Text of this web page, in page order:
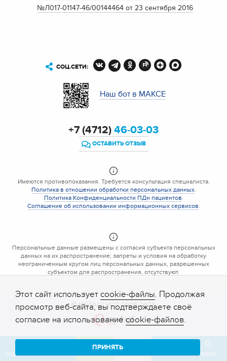
№Л017-01147-46/00144464 от 23 сентября 2016
СОЦ.СЕТИ:
Наш бот в МАКСЕ
+7 (4712)46-03-03
ОСТАВИТЬ ОТЗЫВ
Имеются противопоказания. Требуется консультация специалиста.
Политика в отношении обработки персональных данных.
Политика Конфиденциальности ПДн пациентов
Соглашение об использовании информационных сервисов
Персональные данные размещены с согласия субъекта персональных
данных на их распространение; запреты и условия на обработку
неограниченным кругом лиц персональных данных, разрешенных
субъектом для распространения, отсутствуют.
МЕДАССИСТ, 2009-2026
Этот сайт использует cookie-файлы. Продолжая
просмотр веб-сайта, вы подтверждаете своё
согласие на использованиеcookie-файлов.
ПРИНЯТЬ
ОПЕРАТОР ЗВОНОК ЗАПИСЬ КАБИНЕТ ОТЗЫВ ПОИСК